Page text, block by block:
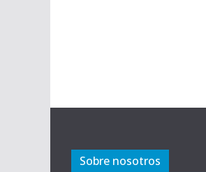
Sobre nosotros